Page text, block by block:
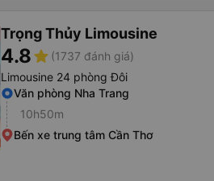
Trọng Thủy Limousine
4.8star (1737 đánh giá)
Limousine 24 phòng Đôi
Văn phòng Nha Trang
10h50m
Bến xe trung tâm Cần Thơ